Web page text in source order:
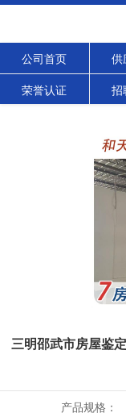
公司首页 供
荣誉认证 招
三明邵武市房屋鉴定
产品规格：